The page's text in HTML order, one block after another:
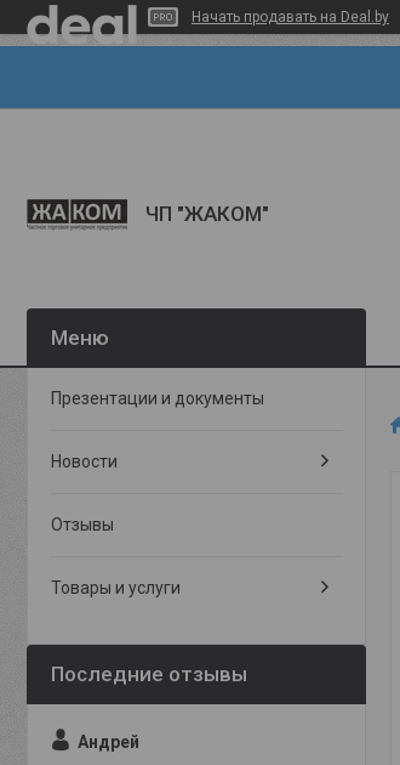
Начать продавать на Deal.by
ЧП "ЖАКОМ"
Презентации и документы
Новости
Отзывы
Товары и услуги
Андрей